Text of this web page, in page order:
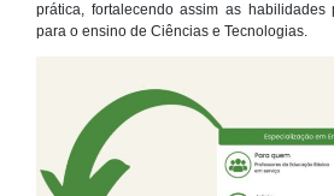
prática, fortalecendo assim as habilidades
para o ensino de Ciências e Tecnologias.